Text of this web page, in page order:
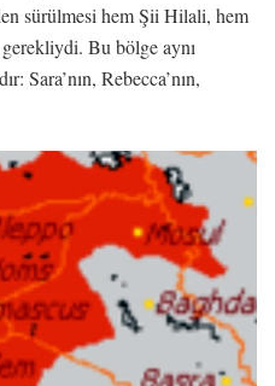
sürülmesi hem Şii Hilali, hem
Bu bölge aynı
Sara’nın, Rebecca’nın,